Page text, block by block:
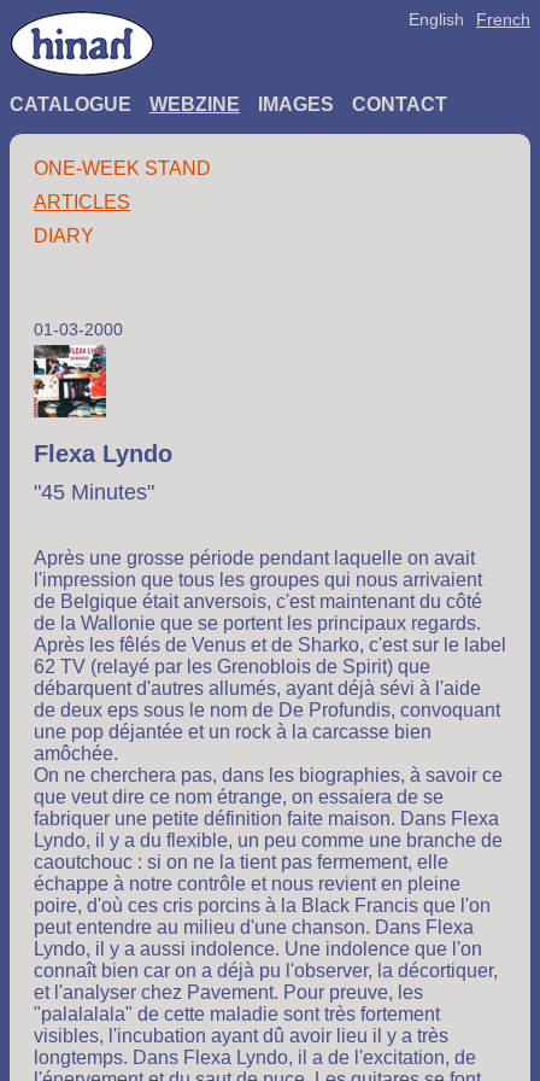
English French
CATALOGUE WEBZINE IMAGES CONTACT
ONE-WEEK STAND
ARTICLES
DIARY
01-03-2000
Flexa Lyndo
"45 Minutes"
Après une grosse période pendant laquelle on avait
l'impression que tous les groupes qui nous arrivaient
de Belgique était anversois, c'est maintenant du côté
de la Wallonie que se portent les principaux regards.
Après les fêlés de Venus et de Sharko, c'est sur le label
62 TV (relayé par les Grenoblois de Spirit) que
débarquent d'autres allumés, ayant déjà sévi à l'aide
de deux eps sous le nom de De Profundis, convoquant
une pop déjantée et un rock à la carcasse bien
amôchée.
On ne cherchera pas, dans les biographies, à savoir ce
que veut dire ce nom étrange, on essaiera de se
fabriquer une petite définition faite maison. Dans Flexa
Lyndo, il y a du flexible, un peu comme une branche de
caoutchouc : si on ne la tient pas fermement, elle
échappe à notre contrôle et nous revient en pleine
poire, d'où ces cris porcins à la Black Francis que l'on
peut entendre au milieu d'une chanson. Dans Flexa
Lyndo, il y a aussi indolence. Une indolence que l'on
connaît bien car on a déjà pu l'observer, la décortiquer,
et l'analyser chez Pavement. Pour preuve, les
"palalalala" de cette maladie sont très fortement
visibles, l'incubation ayant dû avoir lieu il y a très
longtemps. Dans Flexa Lyndo, il a de l'excitation, de